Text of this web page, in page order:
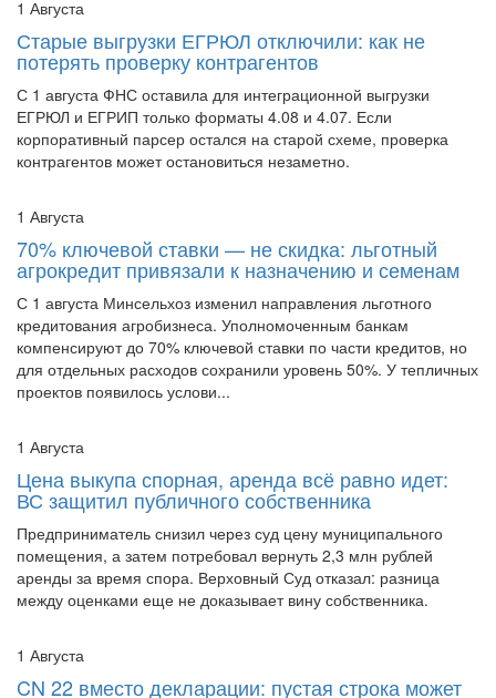
потерять проверку контрагентов
С 1 августа ФНС оставила для интеграционной выгрузки
ЕГРЮЛ и ЕГРИП только форматы 4.08 и 4.07. Если
корпоративный парсер остался на старой схеме, проверка
контрагентов может остановиться незаметно.
1 Августа
агрокредит привязали к назначению и семенам
С 1 августа Минсельхоз изменил направления льготного
кредитования агробизнеса. Уполномоченным банкам
компенсируют до 70% ключевой ставки по части кредитов, но
для отдельных расходов сохранили уровень 50%. У тепличных
проектов появилось услови...
1 Августа
ВС защитил публичного собственника
Предприниматель снизил через суд цену муниципального
помещения, а затем потребовал вернуть 2,3 млн рублей
аренды за время спора. Верховный Суд отказал: разница
между оценками еще не доказывает вину собственника.
1 Августа
остановить международную посылку